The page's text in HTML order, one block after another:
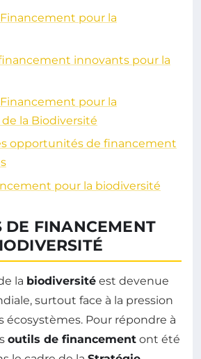
pour la
innovants pour la
pour la
la Biodiversité
opportunités de financement
pour la biodiversité
DE FINANCEMENT
la biodiversité est devenue
surtout face à la pression
écosystèmes. Pour répondre à
outils de financement ont été